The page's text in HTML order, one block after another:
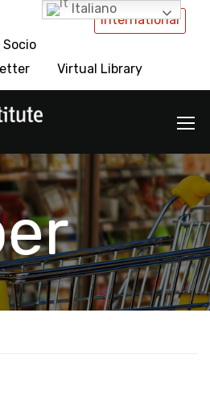
International
Virtual Library
Italiano